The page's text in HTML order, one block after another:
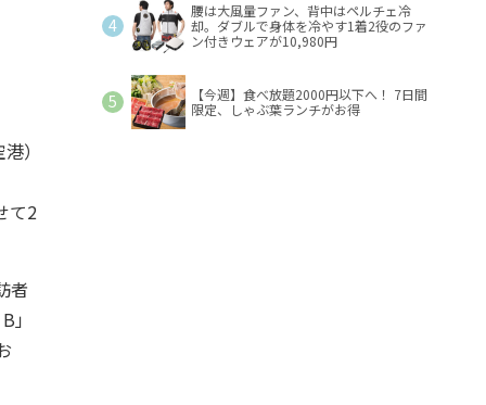
）
て2
者
腰は大風量ファン、背中はペルチェ冷
却。ダブルで身体を冷やす1着2役のファ
ン付きウェアが10,980円
【今週】食べ放題2000円以下へ！ 7日間
限定、しゃぶ葉ランチがお得